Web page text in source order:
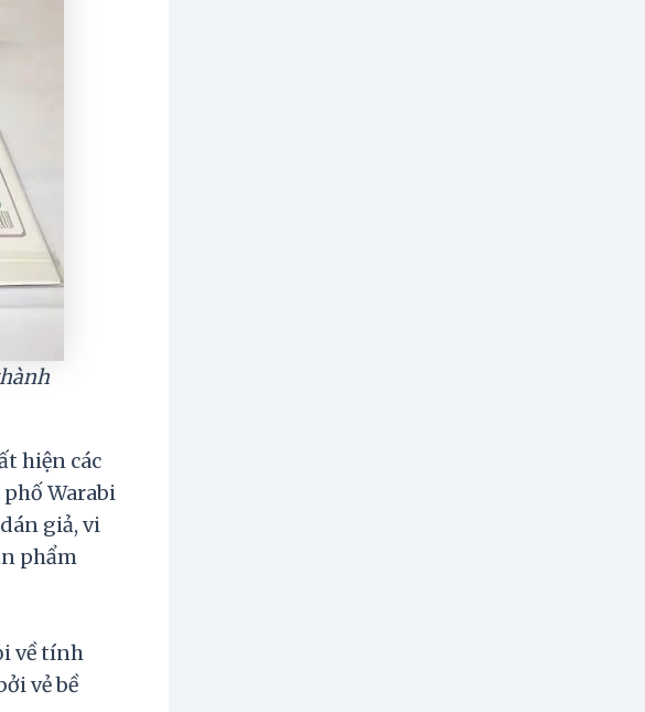
hiện các
Warabi
giả, vi
phẩm
về tính
vẻ bề